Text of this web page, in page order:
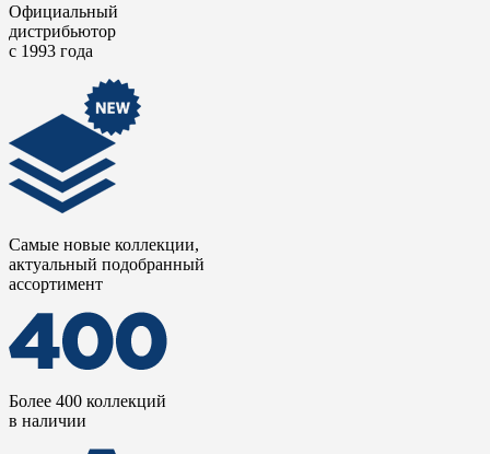
Официальный
дистрибьютор
с 1993 года
Самые новые коллекции,
актуальный подобранный
ассортимент
Более 400 коллекций
в наличии